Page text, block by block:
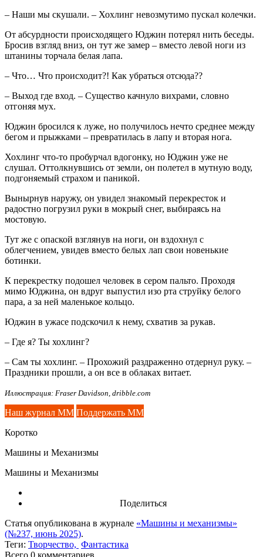
– Наши мы скушали. – Хохлинг невозмутимо пускал колечки.
От абсурдности происходящего Юджин потерял нить беседы.
Бросив взгляд вниз, он тут же замер – вместо левой ноги из
штанины торчала белая лапа.
– Что… Что происходит?! Как убраться отсюда??
– Выход где вход. – Существо качнуло вихрами, словно
отгоняя мух.
Юджин бросился к луже, но получилось нечто среднее между
бегом и прыжками – превратилась в лапу и вторая нога.
Хохлинг что-то пробурчал вдогонку, но Юджин уже не
слушал. Оттолкнувшись от земли, он полетел в мутную воду,
подгоняемый страхом и паникой.
Вынырнув наружу, он увидел знакомый перекресток и
радостно погрузил руки в мокрый снег, выбираясь на
мостовую.
Тут же с опаской взглянув на ноги, он вздохнул с
облегчением, увидев вместо белых лап свои новенькие
ботинки.
К перекрестку подошел человек в сером пальто. Проходя
мимо Юджина, он вдруг выпустил изо рта струйку белого
пара, а за ней маленькое кольцо.
Юджин в ужасе подскочил к нему, схватив за рукав.
– Где я? Ты хохлинг?
– Сам ты хохлинг. – Прохожий раздраженно отдернул руку. –
Праздники прошли, а он все в облаках витает.
Иллюстрация: Fraser Davidson, dribble.com
Наш журнал ММ Поддержать ММ
Коротко
Машины и Механизмы
Машины и Механизмы
Поделиться
Статья опубликована в журнале «Машины и механизмы»
(№237, июнь 2025).
Теги: Творчество, Фантастика
Всего 0 комментариев